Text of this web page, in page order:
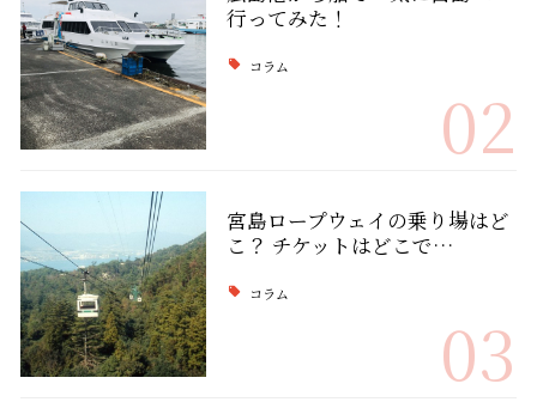
行ってみた！
コラム
02
宮島ロープウェイの乗り場はど
こ？ チケットはどこで…
コラム
03